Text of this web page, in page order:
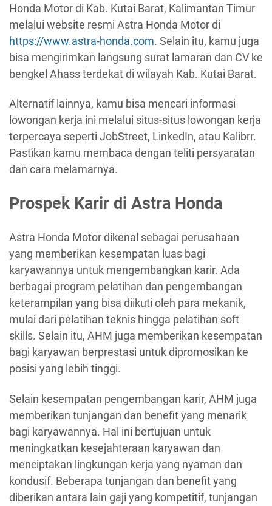
Honda Motor di Kab. Kutai Barat, Kalimantan Timur
melalui website resmi Astra Honda Motor di
https://www.astra-honda.com. Selain itu, kamu juga
bisa mengirimkan langsung surat lamaran dan CV ke
bengkel Ahass terdekat di wilayah Kab. Kutai Barat.
Alternatif lainnya, kamu bisa mencari informasi
lowongan kerja ini melalui situs-situs lowongan kerja
terpercaya seperti JobStreet, LinkedIn, atau Kalibrr.
Pastikan kamu membaca dengan teliti persyaratan
dan cara melamarnya.
Prospek Karir di Astra Honda
Astra Honda Motor dikenal sebagai perusahaan
yang memberikan kesempatan luas bagi
karyawannya untuk mengembangkan karir. Ada
berbagai program pelatihan dan pengembangan
keterampilan yang bisa diikuti oleh para mekanik,
mulai dari pelatihan teknis hingga pelatihan soft
skills. Selain itu, AHM juga memberikan kesempatan
bagi karyawan berprestasi untuk dipromosikan ke
posisi yang lebih tinggi.
Selain kesempatan pengembangan karir, AHM juga
memberikan tunjangan dan benefit yang menarik
bagi karyawannya. Hal ini bertujuan untuk
meningkatkan kesejahteraan karyawan dan
menciptakan lingkungan kerja yang nyaman dan
kondusif. Beberapa tunjangan dan benefit yang
diberikan antara lain gaji yang kompetitif, tunjangan